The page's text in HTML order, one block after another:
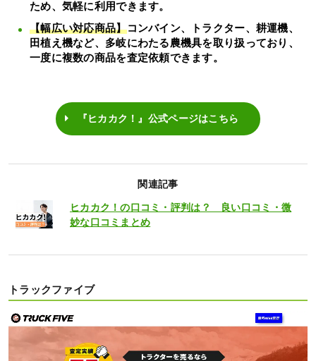
ため、気軽に利用できます。
【幅広い対応商品】コンバイン、トラクター、耕運機、
田植え機など、多岐にわたる農機具を取り扱っており、
一度に複数の商品を査定依頼できます。
『ヒカカク！』公式ページはこちら
関連記事
ヒカカク！の口コミ・評判は？ 良い口コミ・微
妙な口コミまとめ
トラックファイブ